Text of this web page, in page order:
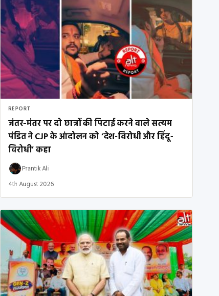
REPORT
जंतर-मंतर पर दो छात्रों की पिटाई करने वाले सत्यम
पंडित ने CJP के आंदोलन को ‘देश-विरोधी और हिंदू-
विरोधी’ कहा
Prantik Ali
4th August 2026